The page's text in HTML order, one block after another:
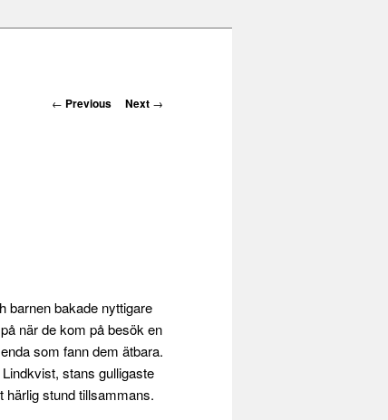
Post navigation
← Previous Next →
barnen bakade nyttigare
när de kom på besök en
som fann dem ätbara.
stans gulligaste
härlig stund tillsammans.